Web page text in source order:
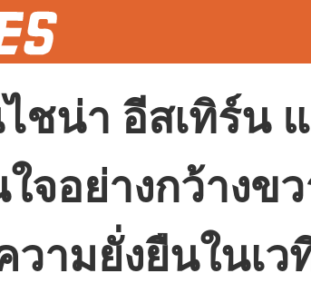
ชน่า อีสเทิร์น
จอย่างกว้างข
ามยั่งยืนในเ